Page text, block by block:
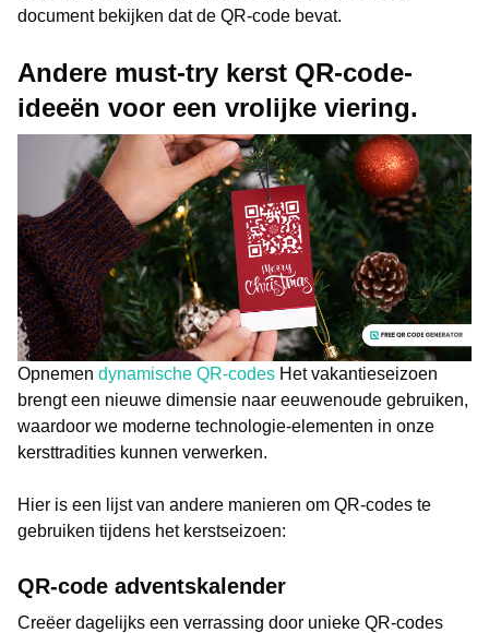
document bekijken dat de QR-code bevat.
Andere must-try kerst QR-code-
ideeën voor een vrolijke viering.
Opnemen dynamische QR-codes Het vakantieseizoen
brengt een nieuwe dimensie naar eeuwenoude gebruiken,
waardoor we moderne technologie-elementen in onze
kersttradities kunnen verwerken.
Hier is een lijst van andere manieren om QR-codes te
gebruiken tijdens het kerstseizoen:
QR-code adventskalender
Creëer dagelijks een verrassing door unieke QR-codes